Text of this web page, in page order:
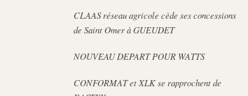
CLAAS réseau agricole cède ses concessions
de Saint Omer à GUEUDET
NOUVEAU DEPART POUR WATTS
CONFORMAT et XLK se rapprochent de